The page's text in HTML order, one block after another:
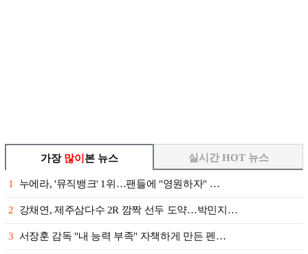
가장 많이 본 뉴스
1 누에라, '뮤직뱅크' 1위…팬들에 "영원하자" …
2 강채연, 제주삼다수 2R 깜짝 선두 도약…박민지…
3 서장훈 감독 "내 능력 부족" 자책하게 만든 펜…
실시간 HOT 뉴스